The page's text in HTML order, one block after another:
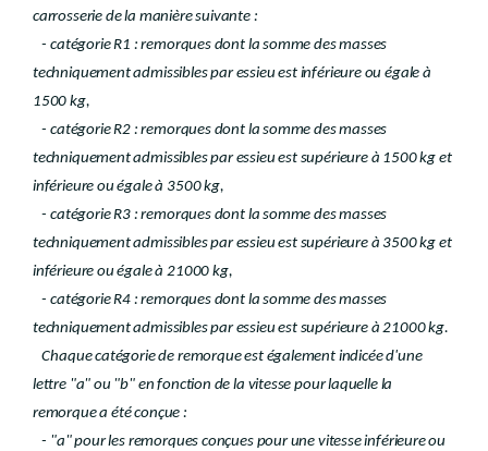
carrosserie de la manière suivante :
- catégorie R1 : remorques dont la somme des masses
techniquement admissibles par essieu est inférieure ou égale à
1500 kg,
- catégorie R2 : remorques dont la somme des masses
techniquement admissibles par essieu est supérieure à 1500 kg et
inférieure ou égale à 3500 kg,
- catégorie R3 : remorques dont la somme des masses
techniquement admissibles par essieu est supérieure à 3500 kg et
inférieure ou égale à 21000 kg,
- catégorie R4 : remorques dont la somme des masses
techniquement admissibles par essieu est supérieure à 21000 kg.
Chaque catégorie de remorque est également indicée d'une
lettre "a" ou "b" en fonction de la vitesse pour laquelle la
remorque a été conçue :
- "a" pour les remorques conçues pour une vitesse inférieure ou